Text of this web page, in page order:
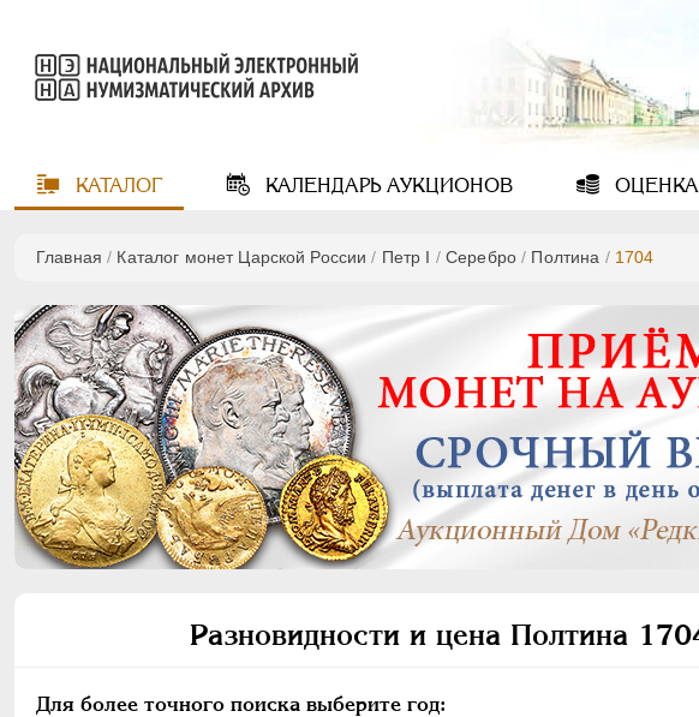
КАТАЛОГ КАЛЕНДАРЬАУКЦИОНОВ ОЦЕНКА
Главная / Каталог монет Царской России / Пeтр I /Серебро / Полтина / 1704
Разновидности и цена Полтина
Для более точного поиска выберите год: